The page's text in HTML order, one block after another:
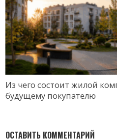
Из чего состоит жилой
будущему покупателю
ОСТАВИТЬ КОММЕНТАРИЙ